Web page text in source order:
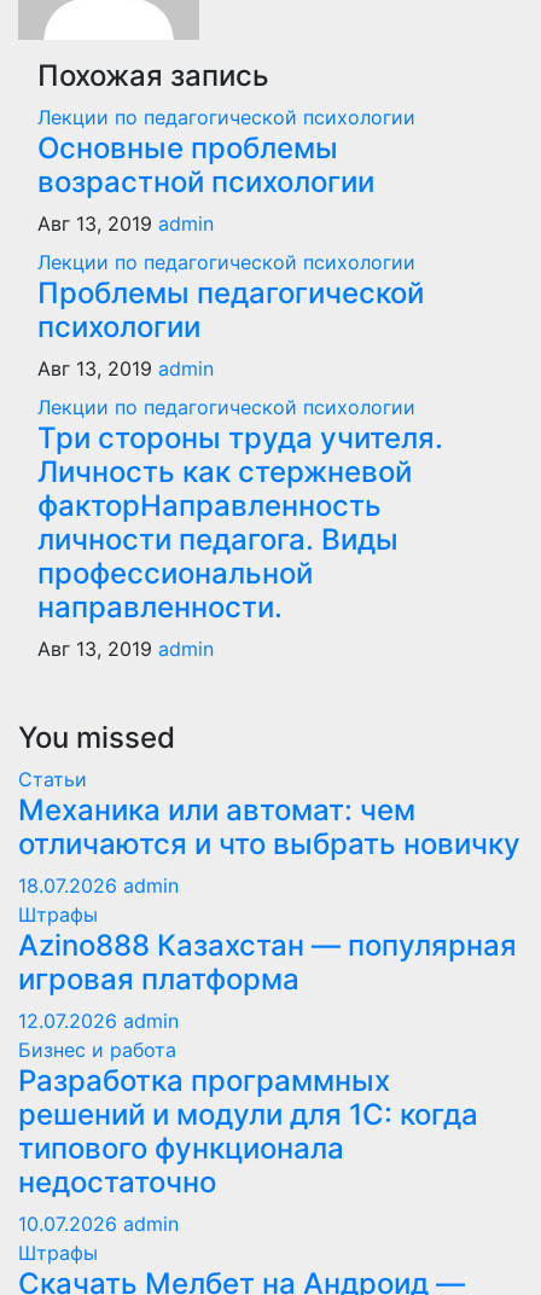
Похожая запись
Лекции по педагогической психологии
Основные проблемы
возрастной психологии
Авг 13, 2019 admin
Лекции по педагогической психологии
Проблемы педагогической
психологии
Авг 13, 2019 admin
Лекции по педагогической психологии
Три стороны труда учителя.
Личность как стержневой
факторНаправленность
личности педагога. Виды
профессиональной
направленности.
Авг 13, 2019 admin
You missed
Статьи
Механика или автомат: чем
отличаются и что выбрать новичку
18.07.2026 admin
Штрафы
Azino888 Казахстан — популярная
игровая платформа
12.07.2026 admin
Бизнес и работа
Разработка программных
решений и модули для 1С: когда
типового функционала
недостаточно
10.07.2026 admin
Штрафы
Скачать Мелбет на Андроид —